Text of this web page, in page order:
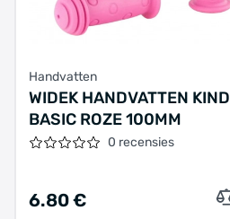
Handvatten
WIDEK HANDVATTEN KIND
BASIC ROZE 100MM
0 recensies
6.80 €